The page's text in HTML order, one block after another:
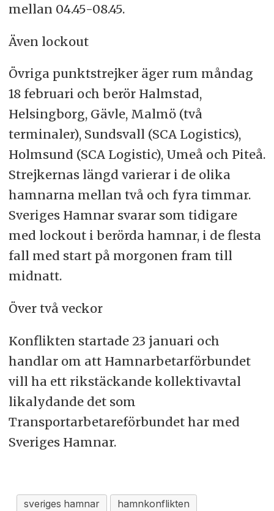
mellan 04.45-08.45.
Även lockout
Övriga punktstrejker äger rum måndag
18 februari och berör Halmstad,
Helsingborg, Gävle, Malmö (två
terminaler), Sundsvall (SCA Logistics),
Holmsund (SCA Logistic), Umeå och Piteå.
Strejkernas längd varierar i de olika
hamnarna mellan två och fyra timmar.
Sveriges Hamnar svarar som tidigare
med lockout i berörda hamnar, i de flesta
fall med start på morgonen fram till
midnatt.
Över två veckor
Konflikten startade 23 januari och
handlar om att Hamnarbetarförbundet
vill ha ett rikstäckande kollektivavtal
likalydande det som
Transportarbetareförbundet har med
Sveriges Hamnar.
sveriges hamnar
hamnkonflikten